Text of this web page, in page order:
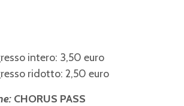
intero: 3,50 euro
ridotto: 2,50 euro
CHORUS PASS